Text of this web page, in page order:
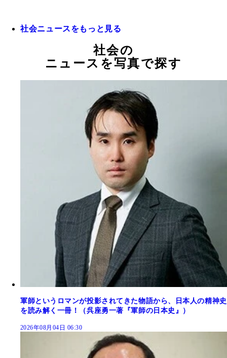
社会ニュースをもっと見る
社会の
ニュースを写真で探す
軍師というロマンが投影されてきた物語から、日本人の精神史
を読み解く一冊！（呉座勇一著『軍師の日本史』）
2026年08月04日 06:30